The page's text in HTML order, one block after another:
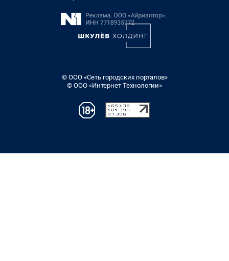
© ООО «Сеть городских порталов»
© ООО «Интернет Технологии»